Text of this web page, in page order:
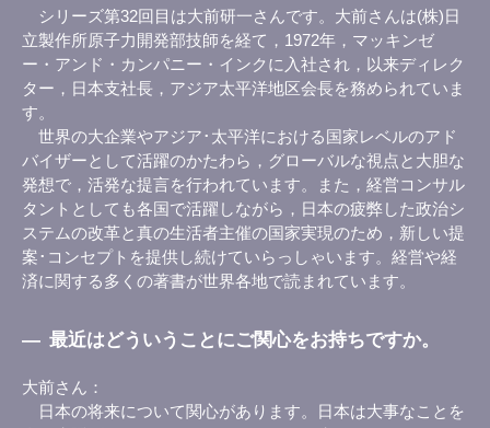
シリーズ第32回目は大前研一さんです。大前さんは(株)日
立製作所原子力開発部技師を経て，1972年，マッキンゼ
ー・アンド・カンパニー・インクに入社され，以来ディレク
ター，日本支社長，アジア太平洋地区会長を務められていま
す。
世界の大企業やアジア･太平洋における国家レベルのアド
バイザーとして活躍のかたわら，グローバルな視点と大胆な
発想で，活発な提言を行われています。また，経営コンサル
タントとしても各国で活躍しながら，日本の疲弊した政治シ
ステムの改革と真の生活者主催の国家実現のため，新しい提
案･コンセプトを提供し続けていらっしゃいます。経営や経
済に関する多くの著書が世界各地で読まれています。
― 最近はどういうことにご関心をお持ちですか。
大前さん
日本の将来について関心があります。日本は大事なことを